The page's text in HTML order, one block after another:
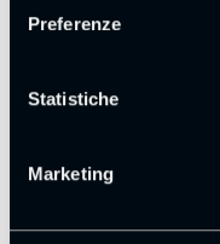
Preferenze
Statistiche
Marketing
saranno utilizzati per le
Gestione della
telefonata con